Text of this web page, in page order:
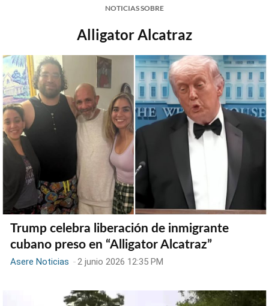
NOTICIAS SOBRE
Alligator Alcatraz
Trump celebra liberación de inmigrante
cubano preso en “Alligator Alcatraz”
Asere Noticias -2 junio 2026 12:35 PM